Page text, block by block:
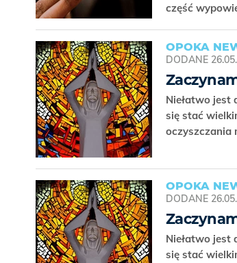
część
OPOKA
DODANE
Niełatwo jest
się stać
oczyszczania
OPOKA
DODANE
Niełatwo jest
się stać